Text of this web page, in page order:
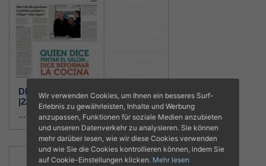
DIARIO DE MALLORCA
|22/10/2017
...
Wir verwenden Cookies, um Ihnen ein besseres Surf-
Erlebnis zu gewährleisten, Inhalte und Werbung
anzupassen, Funktionen für soziale Medien anzubieten
und unseren Datenverkehr zu analysieren. Sie können
mehr darüber lesen, wie wir diese Cookies verwenden
und wie Sie die Cookies kontrollieren können, indem Sie
auf Cookie-Einstellungen klicken. Mehr lesen